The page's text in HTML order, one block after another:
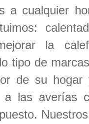
a cualquier
la
tipo de
de su hogar
a las averías